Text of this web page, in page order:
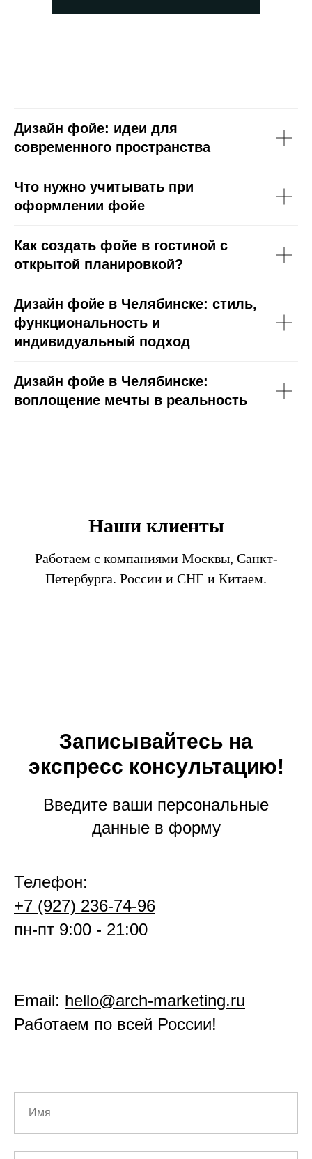
Дизайн фойе: идеи для
современного пространства
Что нужно учитывать при
оформлении фойе
Как создать фойе в гостиной с
открытой планировкой?
Дизайн фойе в Челябинске: стиль,
функциональность и
индивидуальный подход
Дизайн фойе в Челябинске:
воплощение мечты в реальность
Наши клиенты
Работаем с компаниями Москвы, Санкт-
Петербурга. России и СНГ и Китаем.
Записывайтесь на
экспресс консультацию!
Введите ваши персональные
данные в форму
Телефон:
+7 (927) 236-74-96
пн-пт 9:00 - 21:00
Email: hello@arch-marketing.ru
Работаем по всей России!